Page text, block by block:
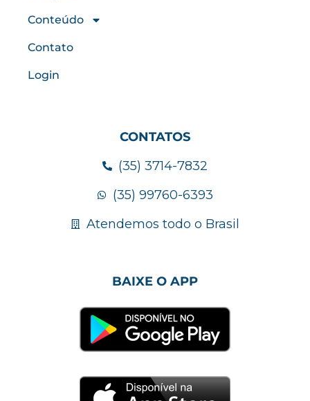
Conteúdo
Contato
Login
CONTATOS
(35) 3714-7832
(35) 99760-6393
Atendemos todo o Brasil
BAIXE O APP